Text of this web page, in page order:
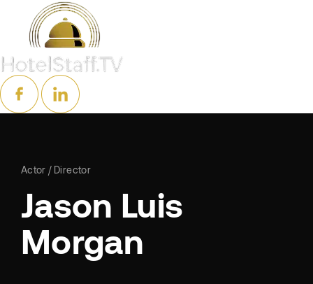
Actor Director
Jason Luis
Morgan